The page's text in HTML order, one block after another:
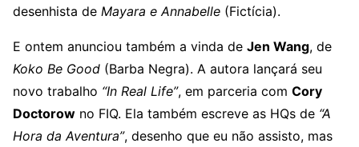
desenhista de Mayara e Annabelle (Fictícia).
E ontem anunciou também a vinda de Jen Wang, de
Koko Be Good (Barba Negra). A autora lançará seu
novo trabalho “In Real Life”, em parceria com Cory
Doctorow no FIQ. Ela também escreve as HQs de “A
Hora da Aventura”, desenho que eu não assisto, mas